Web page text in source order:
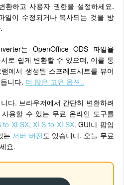
환하고 사용자 권한을 설정하세요.
일이 수정되거나 복사되는 것을 방
는 OpenOffice ODS 파일을
로 쉽게 변환할 수 있으며, 이를 통
에서 생성된 스프레드시트를 뷰어
니다. 더 많은 고유 옵션..
다. 브라우저에서 간단히 변환하려
용할 수 있는 무료 온라인 도구를
to XLSX,XLS to XLSX. GUI나 팝업
는서버 버전 도 있습니다. 오늘 무료
요.